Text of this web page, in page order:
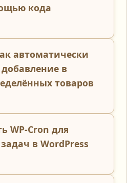
кода
автоматически
в
товаров
WP-Cron для
в WordPress